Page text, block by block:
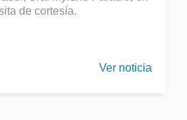
de cortesía.
Ver noticia